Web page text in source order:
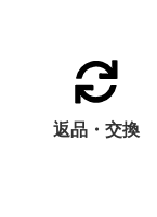
返品・交換